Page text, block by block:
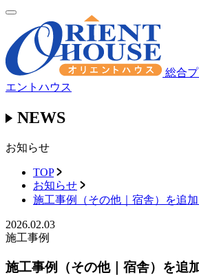
総合
エントハウス
NEWS
お知らせ
TOP
お知らせ
施工事例（その他｜宿舎）を追
2026.02.03
施工事例
施工事例（その他｜宿舎）を追